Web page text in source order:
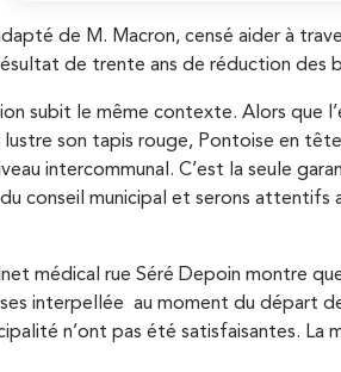
r
n
c
p
a
de M. Macron, censé aider à
de trente ans de réduction des
subit le même contexte. Alors que
lustre son tapis rouge, Pontoise en
intercommunal. C’est la seule
conseil municipal et serons attentifs
médical rue Séré Depoin montre
interpellée au moment du départ
n’ont pas été satisfaisantes. La